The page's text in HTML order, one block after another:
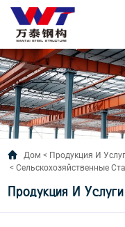
Select Language
Дом
Продукция И
Сельскохозяйственные
Продукция И Услуги